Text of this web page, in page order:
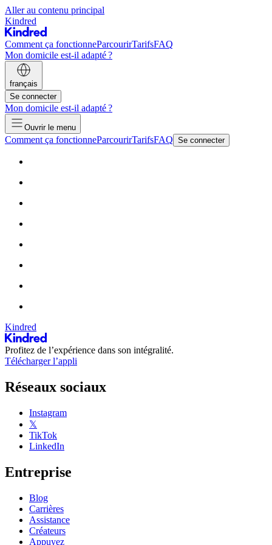
Aller au contenu principal
Kindred
Comment ça fonctionneParcourirTarifsFAQ
Mon domicile est-il adapté ?
français
Se connecter
Mon domicile est-il adapté ?
Ouvrir le menu
Comment ça fonctionneParcourirTarifsFAQ Se connecter
Kindred
Profitez de l’expérience dans son intégralité.
Télécharger l’appli
Réseaux sociaux
Instagram
𝕏
TikTok
LinkedIn
Entreprise
Blog
Carrières
Assistance
Créateurs
Appuyez